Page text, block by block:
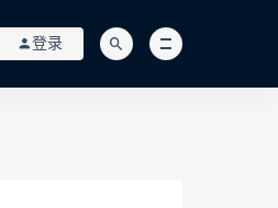
登录